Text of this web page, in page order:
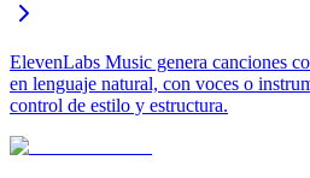
ElevenLabs Music genera canciones
en lenguaje natural, con voces o
control de estilo y estructura.